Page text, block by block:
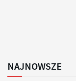
NAJNOWSZE